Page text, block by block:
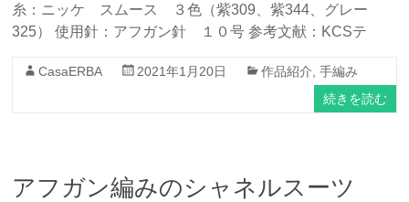
糸：ニッケ スムース ３色（紫309、紫344、グレー
325） 使用針：アフガン針 １０号 参考文献：KCSテ
CasaERBA 2021年1月20日 作品紹介 ,手編み
続きを読む
アフガン編みのシャネルスーツ